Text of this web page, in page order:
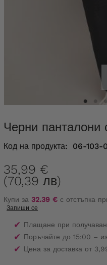
Черни
Код на продукта: 06-103-
35,99 €
(70,39 лв)
Купи за 32.39 € с отстъпка
Запиши се
✔ Плащане при
✔ Поръчайте до 15:00 –
✔ Цена за доставка от